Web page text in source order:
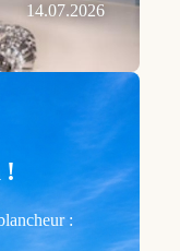
14.07.2026
!
: